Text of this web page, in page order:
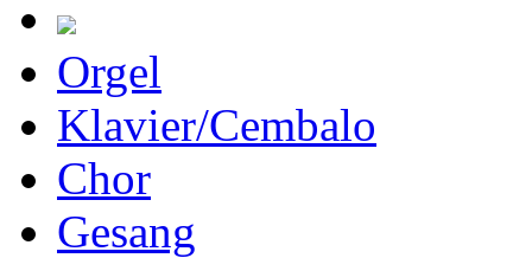
Orgel
Klavier/Cembalo
Chor
Gesang